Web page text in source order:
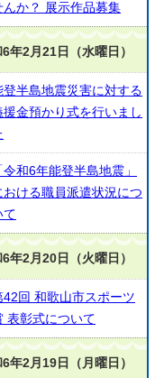
んか？ 展示作品募集
年2月21日（水曜日）
登半島地震災害に対する
援金預かり式を行いまし
令和6年能登半島地震」
おける職員派遣状況につ
て
年2月20日（火曜日）
42回 和歌山市スポーツ
表彰式について
年2月19日（月曜日）